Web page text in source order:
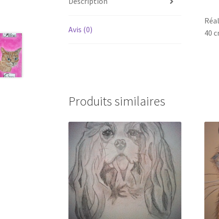
Avis (0)
40
Produits similaires